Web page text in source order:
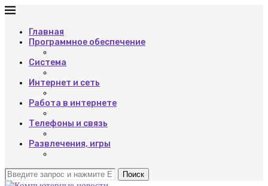
Главная
Программное обеспечение
Система
Интернет и сеть
Работа в интернете
Телефоны и связь
Развлечения, игры
Поиск